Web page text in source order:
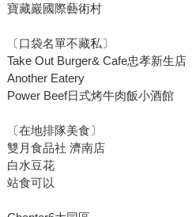
寶藏巖國際藝術村
〔口袋名單不藏私〕
Take Out Burger& Cafe忠孝新生店
Another Eatery
Power Beef日式烤牛肉飯小酒館
〔在地排隊美食〕
雙月食品社 濟南店
白水豆花
站食可以